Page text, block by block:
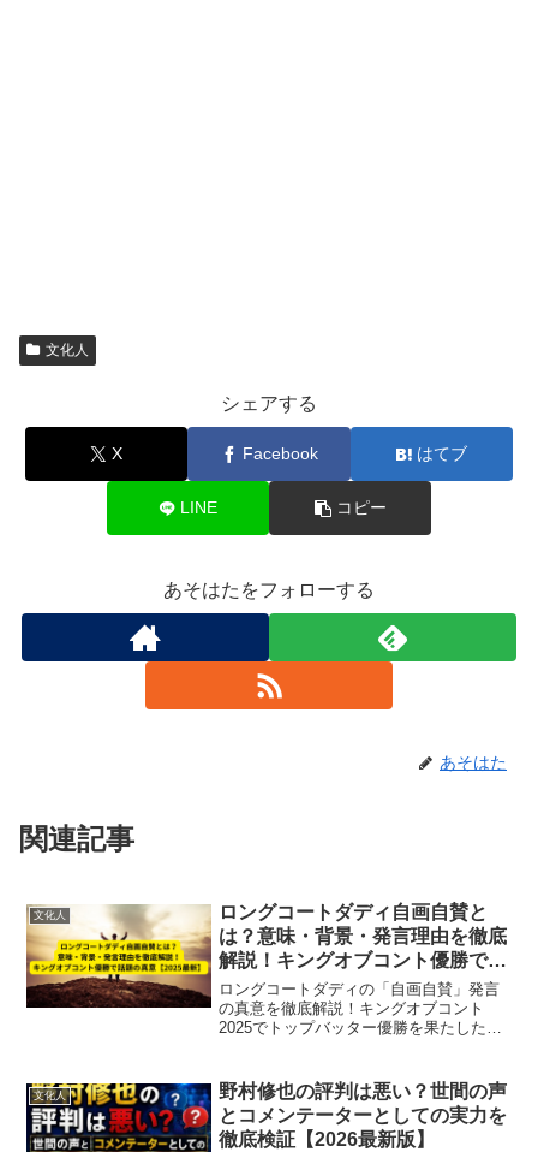
文化人
シェアする
X Facebook はてブ
LINE コピー
あそはたをフォローする
あそはた
関連記事
文化人
ロングコートダディ自画自賛と
は？意味・背景・発言理由を徹底
解説！キングオブコント優勝で話
題の真意【2025最新】
ロングコートダディの「自画自賛」発言
の真意を徹底解説！キングオブコント
2025でトップバッター優勝を果たした背
最新】
文化人
野村修也の評判は悪い？世間の声
とコメンテーターとしての実力を
徹底検証【2026最新版】